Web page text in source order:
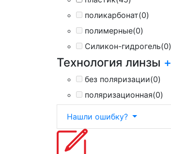
поликарбонат(0)
полимерные(0)
Силикон-гидрогель(0)
Технология линзы +
без поляризации(0)
поляризационная(0)
Нашли ошибку?